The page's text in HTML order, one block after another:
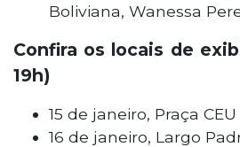
Boliviana, Wanessa
Confira os locais de
19h)
15 de janeiro, Praça CEU
16 de janeiro, Largo